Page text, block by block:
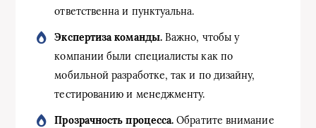
ответственна и пунктуальна.
Экспертиза команды.Важно, чтобы у
компании были специалисты как по
мобильной разработке, так и по дизайну,
тестированию и менеджменту.
Прозрачность процесса. Обратите внимание